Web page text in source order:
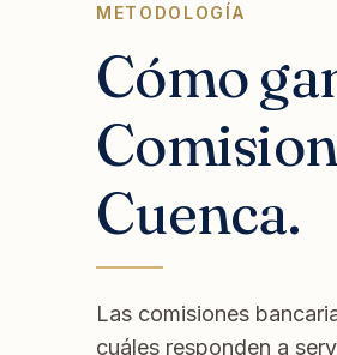
METODOLOGÍA
Cómo
Cuenca.
Las comisiones
cuáles responden a